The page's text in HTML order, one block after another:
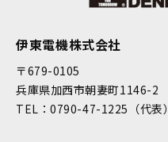
伊東電機株式会社
〒679-0105
兵庫県加西市朝妻町1146-2
TEL：0790-47-1225（代表）